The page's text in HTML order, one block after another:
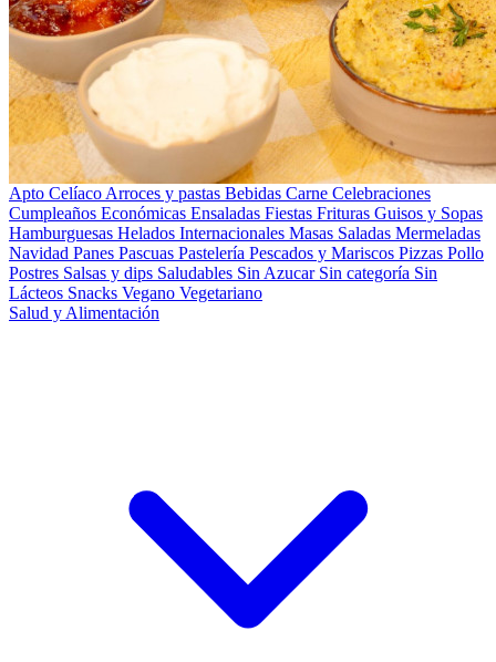
Apto Celíaco Arroces y pastas Bebidas Carne Celebraciones
Cumpleaños Económicas Ensaladas Fiestas Frituras Guisos y Sopas
Hamburguesas Helados Internacionales Masas Saladas Mermeladas
Navidad Panes Pascuas Pastelería Pescados y Mariscos Pizzas Pollo
Postres Salsas y dips Saludables Sin Azucar Sin categoría Sin
Lácteos Snacks Vegano Vegetariano
Salud y Alimentación